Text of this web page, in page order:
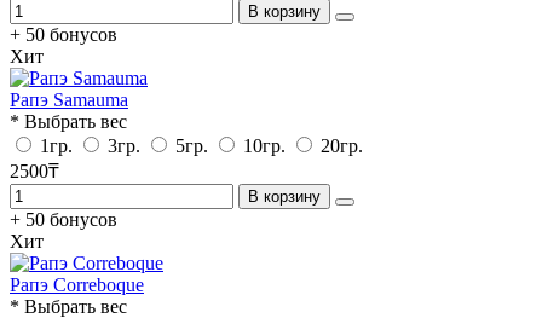
В корзину
+ 50 бонусов
Хит
Рапэ Samauma
* Выбрать вес
1гр.
3гр. 5гр. 10гр.
20гр.
2500₸
В корзину
+ 50 бонусов
Хит
Рапэ Correboque
* Выбрать вес